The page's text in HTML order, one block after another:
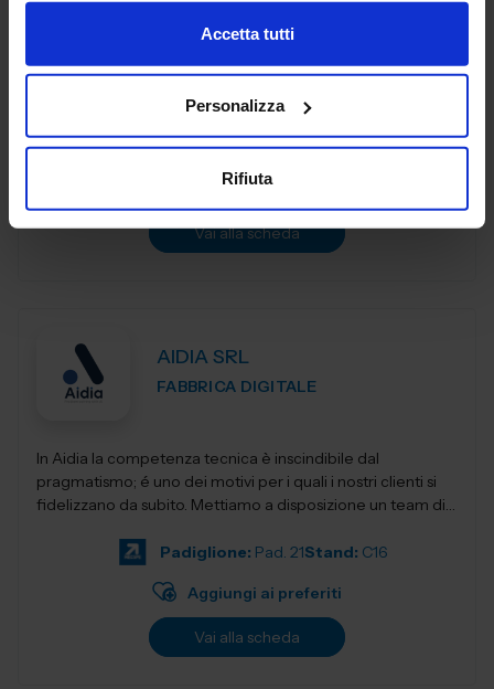
Accetta tutti
Personalizza
Rifiuta
digitali flessibili e integrate. Tecnologia e Persone insieme
per generare efficienza, valorizzare i dati e semplificare la
Padiglione:Pad. 21Stand:A38
Aggiungi ai preferiti
Vai alla scheda
AIDIA SRL
FABBRICA DIGITALE
In Aidia la competenza tecnica è inscindibile dal
pragmatismo; é uno dei motivi per i quali i nostri clienti si
fidelizzano da subito. Mettiamo a disposizione un team di
Padiglione: Pad. 21Stand: C16
Aggiungi ai preferiti
Vai alla scheda